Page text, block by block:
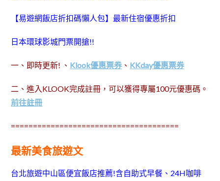
【易遊網飯店折扣碼懶人包】最新住宿優惠折扣
日本環球影城門票開搶!!
一、即時更新! 、 Klook優惠票券 、 KKday優惠票券
二、進入KLOOK完成註冊，可以獲得專屬100元優惠碼。
前往註冊
======================================
最新美食旅遊文
台北旅遊中山區便宜飯店推薦!含自助式早餐、24H咖啡